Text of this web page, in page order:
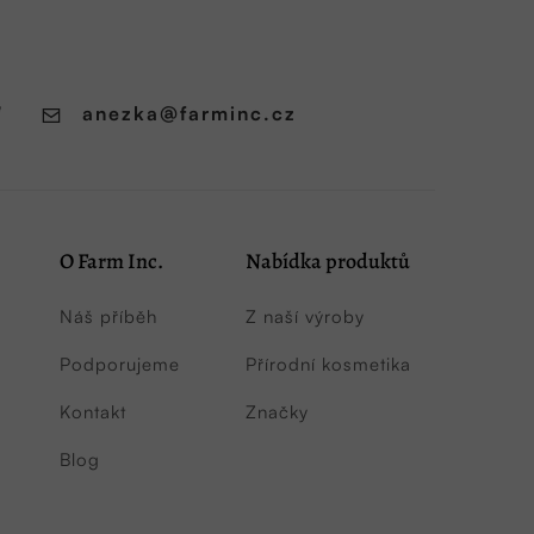
anezka @farminc.cz
O Farm Inc.
Náš příběh
Podporujeme
Kontakt
Blog
Nabídka produktů
Z naší výroby
Přírodní kosmetika
Značky